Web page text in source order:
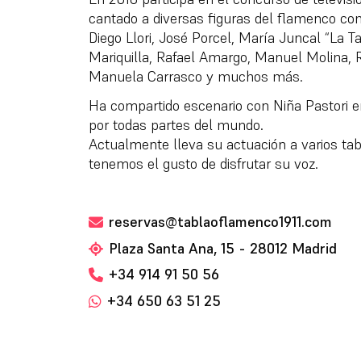
cantado a diversas figuras del flamenco
Diego Llori, José Porcel, María Juncal “La
Mariquilla, Rafael Amargo, Manuel Molina,
Manuela Carrasco y muchos más.
Ha compartido escenario con Niña Pastori
por todas partes del mundo.
Actualmente lleva su actuación a varios
tenemos el gusto de disfrutar su voz.
reservas@tablaoflamenco1911.com
Plaza Santa Ana, 15 - 28012 Madrid
+34 914 91 50 56
+34 650 63 51 25